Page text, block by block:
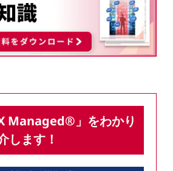
Managed®」をわかり
します！